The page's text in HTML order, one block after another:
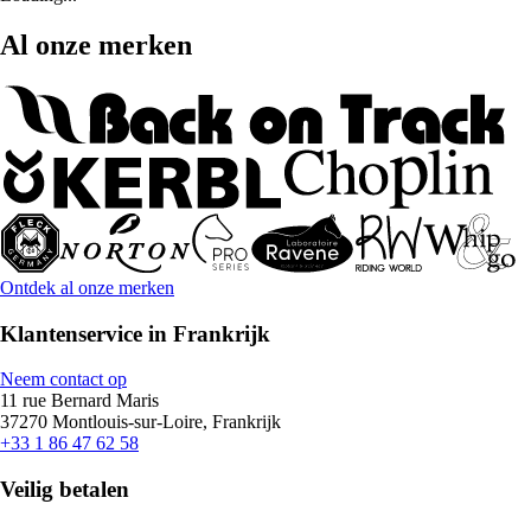
Al onze merken
Ontdek al onze merken
Klantenservice in Frankrijk
Neem contact op
11 rue Bernard Maris
37270 Montlouis-sur-Loire, Frankrijk
+33 1 86 47 62 58
Veilig betalen